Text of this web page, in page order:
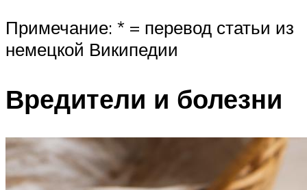
Примечание: * = перевод статьи из
немецкой Википедии
Вредители и болезни